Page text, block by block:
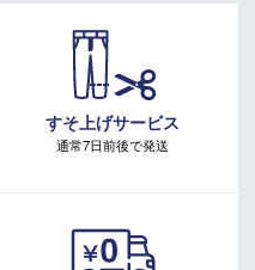
ログイン/新規登録が必要です。
せて頂く場合があります。
コモ専用ページでエントリーが必要です。
い。
すそ上げサービス
通常7日前後で発送